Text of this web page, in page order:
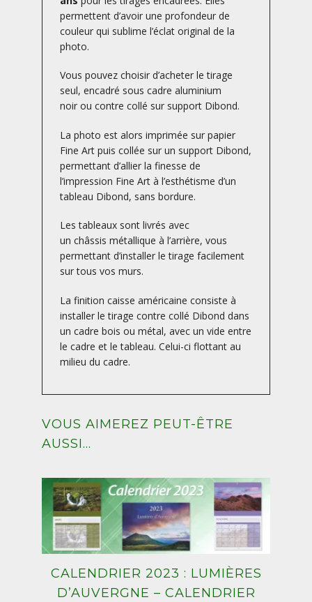
permettent d’avoir une profondeur de
couleur qui sublime l’éclat original de la
photo.
Vous pouvez choisir d’acheter le tirage
seul, encadré sous cadre aluminium
noir ou contre collé sur support Dibond.
La photo est alors imprimée sur papier
Fine Art puis collée sur un support Dibond,
permettant d’allier la finesse de
l’impression Fine Art à l’esthétisme d’un
tableau Dibond, sans bordure.
Les tableaux sont livrés avec
un châssis métallique à l’arrière, vous
permettant d’installer le tirage facilement
sur tous vos murs.
La finition caisse américaine consiste à
installer le tirage contre collé Dibond dans
un cadre bois ou métal, avec un vide entre
le cadre et le tableau. Celui-ci flottant au
milieu du cadre.
VOUS AIMEREZ PEUT-ÊTRE
AUSSI…
CALENDRIER 2023 : LUMIÈRES
D’AUVERGNE – CALENDRIER